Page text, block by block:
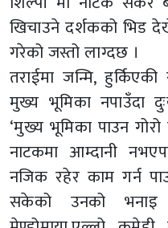
खिचाउने दर्शकको भिड
गरेको जस्तो लाग्दछ ।
तराईमा जन्मि,
मुख्य भूमिका नपाउँदा
‘मुख्य भूमिका पाउन
नाटकमा आम्दानी
नजिक रहेर काम गर्न
सकेको उनको